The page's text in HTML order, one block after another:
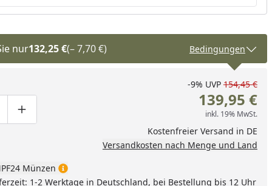
nur132,25 €(– 7,70 €) Bedingungen
um eins verringern
manuell eingeben
Produktmenge um eins erhöhen
-9% UVP 154,45 €
139,95 €
inkl. 19% MwSt.
Kostenfreier Versand in DE
Versandkosten nach Menge und Land
Münzen
1-2 Werktage in Deutschland, bei Bestellung bis 12 Uhr